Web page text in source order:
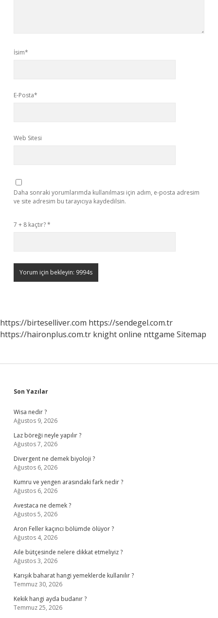
İsim*
E-Posta*
Web Sitesi
Daha sonraki yorumlarımda kullanılması için adım, e-posta adresim
ve site adresim bu tarayıcıya kaydedilsin.
7 + 8 kaçtır?*
https://birteselliver.com https://sendegel.com.tr
https://haironplus.com.tr knight online nttgame Sitemap
Sidebar
Son Yazılar
Wisa nedir ?
Ağustos 9, 2026
Laz böreği neyle yapılır ?
Ağustos 7, 2026
Divergent ne demek biyoloji ?
Ağustos 6, 2026
Kumru ve yengen arasındaki fark nedir ?
Ağustos 6, 2026
Avestaca ne demek ?
Ağustos 5, 2026
Aron Feller kaçıncı bölümde ölüyor ?
Ağustos 4, 2026
Aile bütçesinde nelere dikkat etmeliyiz ?
Ağustos 3, 2026
Karışık baharat hangi yemeklerde kullanılır ?
Temmuz 30, 2026
Kekik hangi ayda budanır ?
Temmuz 25, 2026